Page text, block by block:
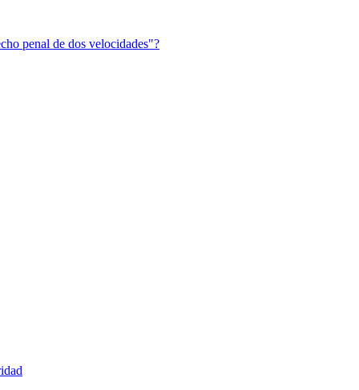
penal de dos velocidades"?